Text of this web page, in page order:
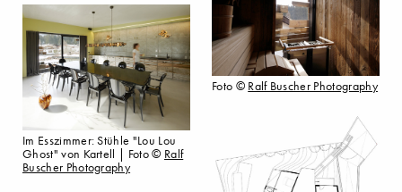
Im Esszimmer: Stühle "Lou Lou
Ghost" von Kartell | Foto © Ralf
Buscher Photography
Foto © Ralf Buscher Photography